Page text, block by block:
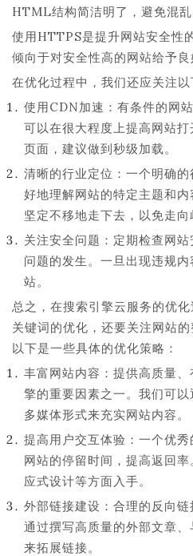
HTML结构简洁明了，避免混乱
使用HTTPS是提升网站安全性
倾向于对安全性高的网站给予良
在优化过程中，我们还应关注以
使用CDN加速：有条件的网
可以在很大程度上提高网站
页面，建议做到秒级加载。
清晰的行业定位：一个明确
好地理解网站的特定主题和
坚定不移地走下去，以免走向
关注安全问题：定期检查网
问题的发生。一旦出现违规
站。
总之，在搜索引擎云服务的优
关键词的优化，还要关注网站的
以下是一些具体的优化策略：
丰富网站内容：提供高质量
擎的重要因素之一。我们可
多媒体形式来充实网站内容。
提高用户交互体验：一个优
网站的停留时间，提高返回
应式设计等方面入手。
外部链接建设：合理的反向
通过撰写高质量的外部文章
来拓展链接。